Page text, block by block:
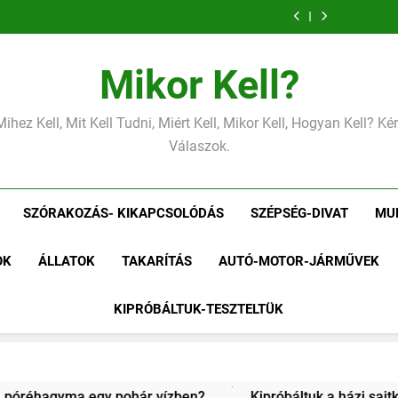
kéz?
Miért zsibbad a
kéz?
alacsony
Miért zsibbad a
Mikor Kell?
Kell, Mit Kell Tudni, Miért Kell, Mikor Kell, Hogyan Kell?
Válaszok.
SZÓRAKOZÁS- KIKAPCSOLÓDÁS SZÉPSÉG-DIVAT
ÁLLATOK TAKARÍTÁS AUTÓ-MOTOR-JÁRMŰVEK
KIPRÓBÁLTUK-TESZTELTÜK